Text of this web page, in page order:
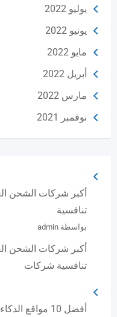
يوليو 2022
يونيو 2022
مايو 2022
أبريل 2022
مارس 2022
نوفمبر 2021
أكبر شركات الشحن
تنافسية
بواسطة admin
أكبر شركات الشحن
تنافسية شركات
أفضل 10 مواقع الذكاء الاصطناعي مجانًا